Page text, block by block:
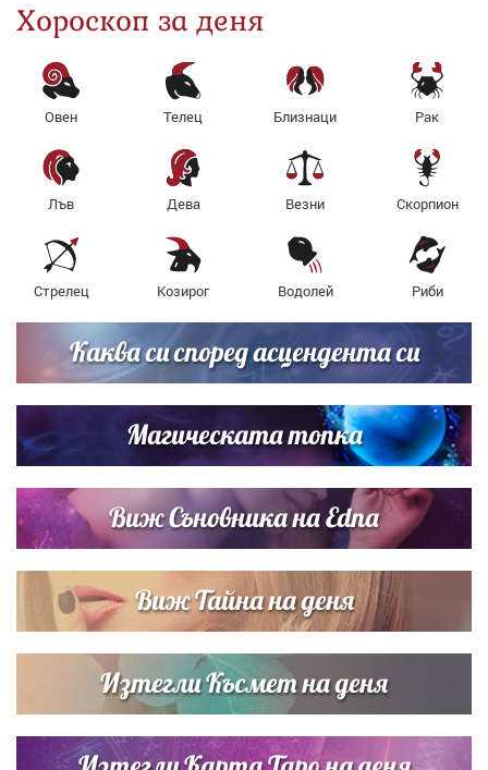
Хороскоп за деня
Овен Телец Близнаци Рак
Лъв Дева Везни Скорпион
Стрелец Козирог Водолей Риби
Каква си според асцендента си
Магическата топка
Виж Съновника на Edna
Виж Тайна на деня
Изтегли Късмет на деня